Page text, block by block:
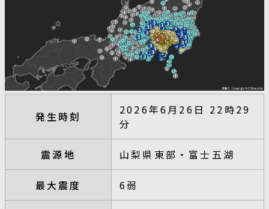
発生時刻
2026年6月26日 22時29
分
震源地 山梨県東部・富士五湖
最大震度 6弱